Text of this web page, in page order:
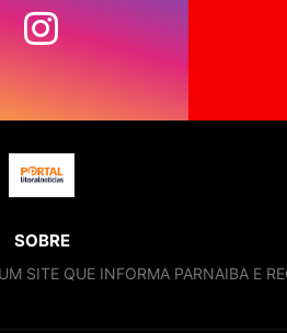
SOBRE
SITE QUE INFORMA PARNAIBA E